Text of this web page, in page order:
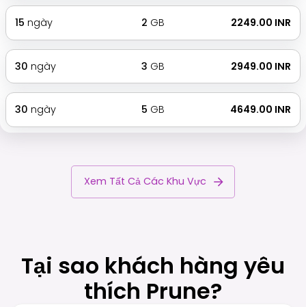
15 ngày 2 GB ₹ 2249.00 INR
30 ngày 3 GB ₹ 2949.00 INR
30 ngày 5 GB ₹ 4649.00 INR
Xem Tất Cả Các Khu Vực
Tại sao khách hàng yêu
thích Prune?